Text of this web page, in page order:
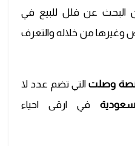
البحث عن فلل للبيع في
وغيرها من خلاله والتعرف
وصلتالتي تضم عدد لا
في ارقى احياء